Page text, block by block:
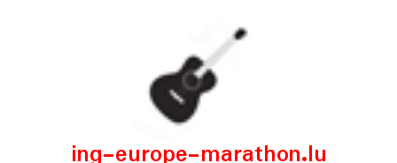
ing-europe-marathon.lu